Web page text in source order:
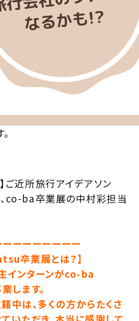
ご近所旅行アイデアソン
co-ba卒業展の中村彩担当
ーーーーーーー
卒業展とは？】
インターンがco-ba
ます。
中は、多くの方からたくさ